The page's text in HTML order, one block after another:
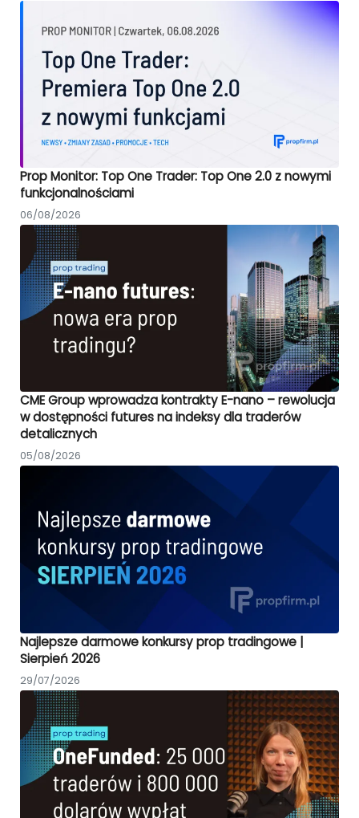
Prop Monitor: Top One Trader: Top One 2.0 z nowymi
funkcjonalnościami
06/08/2026
CME Group wprowadza kontrakty E-nano – rewolucja
w dostępności futures na indeksy dla traderów
detalicznych
05/08/2026
Najlepsze darmowe konkursy prop tradingowe |
Sierpień 2026
29/07/2026